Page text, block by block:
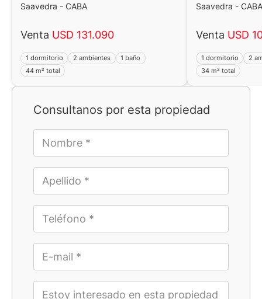
Consultanos por esta propiedad
Saavedra - CABA
Venta USD 131.090
1 dormitorio 2 ambientes
1 baño
44 m² total
Saavedra - CABA
Venta USD
1 dormitorio
2
34 m² total